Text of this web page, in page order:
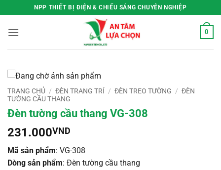
qua
nội
NPP THIẾT BỊ ĐIỆN & CHIẾU SÁNG CHUYÊN NGHIỆP
0
TRANG CHỦ / ĐÈN TRANG TRÍ / ĐÈN TREO TƯỜNG / ĐÈN
TƯỜNG CẦU THANG
Đèn tường cầu thang VG-308
231.000VND
Mã sản phẩm: VG-308
Dòng sản phẩm: Đèn tường cầu thang